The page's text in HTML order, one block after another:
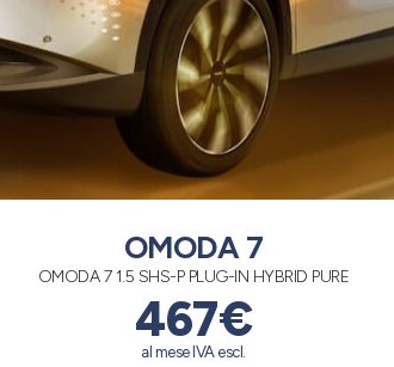
OMODA 7
OMODA 7 1.5 SHS-P PLUG-IN HYBRID PURE
467€
al mese IVA escl.